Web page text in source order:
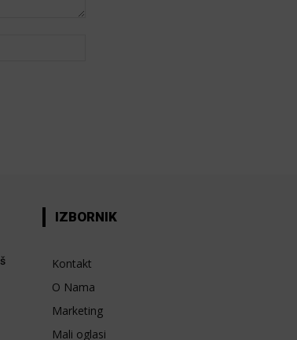
IZBORNIK
Kontakt
O Nama
Marketing
Mali oglasi